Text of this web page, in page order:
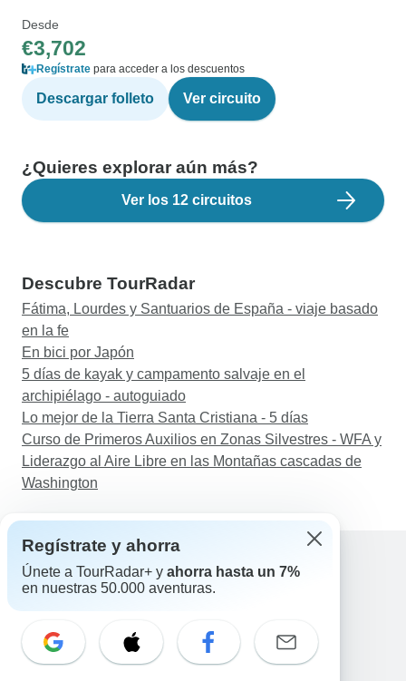
Desde
€3,702
Regístrate para acceder a los descuentos
Descargar folleto Ver circuito
¿Quieres explorar aún más?
Ver los 12 circuitos
Descubre TourRadar
Fátima, Lourdes y Santuarios de España - viaje basado
en la fe
En bici por Japón
5 días de kayak y campamento salvaje en el
archipiélago - autoguiado
Lo mejor de la Tierra Santa Cristiana - 5 días
Curso de Primeros Auxilios en Zonas Silvestres - WFA y
Liderazgo al Aire Libre en las Montañas cascadas de
Washington
Ayuda
Correo electrónico: support@tourradar.com
Selecciona el idioma
Regístrate y ahorra
Únete a TourRadar+ y ahorra hasta un 7%
en nuestras 50.000 aventuras.